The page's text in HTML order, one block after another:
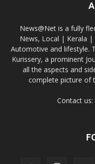
News@Net is a fully
News, Local | Kerala
Automotive and lifestyle.
Kurissery, a prominent
all the aspects and
complete picture of
Contact us: